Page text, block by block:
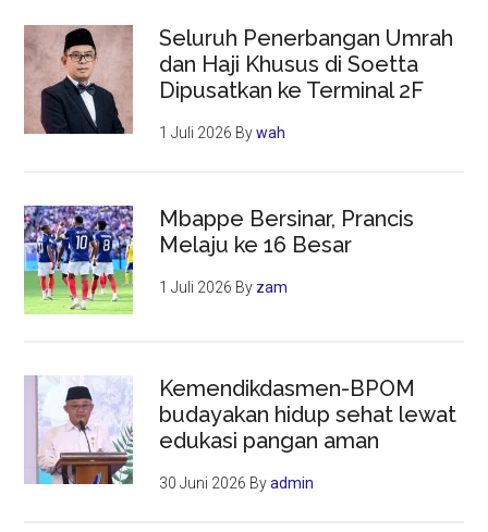
Seluruh Penerbangan Umrah
dan Haji Khusus di Soetta
Dipusatkan ke Terminal 2F
1 Juli 2026 Bywah
Mbappe Bersinar, Prancis
Melaju ke 16 Besar
1 Juli 2026 By zam
Kemendikdasmen-BPOM
budayakan hidup sehat lewat
edukasi pangan aman
30 Juni 2026 Byadmin